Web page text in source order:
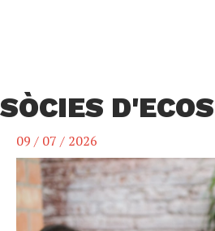
SÒCIES D'ECOS
09 / 07 / 2026